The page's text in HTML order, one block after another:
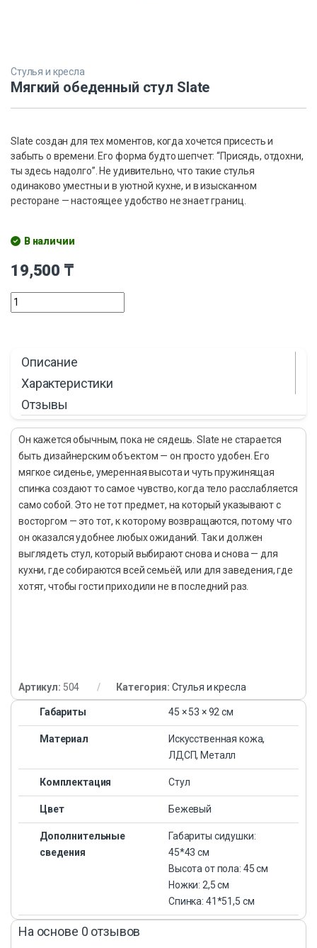
Стулья и кресла
Мягкий обеденный стул Slate
Slate создан для тех моментов, когда хочется присесть и
забыть о времени. Его форма будто шепчет: “Присядь, отдохни,
ты здесь надолго”. Не удивительно, что такие стулья
одинаково уместны и в уютной кухне, и в изысканном
ресторане — настоящее удобство не знает границ.
В наличии
19,500 ₸
Описание
Характеристики
Отзывы
Он кажется обычным, пока не сядешь. Slate не старается
быть дизайнерским объектом — он просто удобен. Его
мягкое сиденье, умеренная высота и чуть пружинящая
спинка создают то самое чувство, когда тело расслабляется
само собой. Это не тот предмет, на который указывают с
восторгом — это тот, к которому возвращаются, потому что
он оказался удобнее любых ожиданий. Так и должен
выглядеть стул, который выбирают снова и снова — для
кухни, где собираются всей семьёй, или для заведения, где
хотят, чтобы гости приходили не в последний раз.
Артикул: 504 Категория: Стулья и кресла
Габариты 45 × 53 × 92 см
Материал
Искусственная кожа,
ЛДСП, Металл
Комплектация Стул
Цвет Бежевый
Дополнительные
сведения
Габариты сидушки:
45*43 см
Высота от пола: 45 см
Ножки: 2,5 см
Спинка: 41*51,5 см
На основе 0 отзывов